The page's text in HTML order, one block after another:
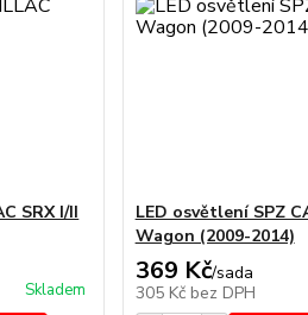
SRX I/II
Skladem
LED osvětlení SPZ
Wagon (2009-2014)
369 Kč/sada
305 Kč bez DPH